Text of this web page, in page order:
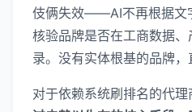
伎俩失效——AI不再根据文
核验品牌是否在工商数据
录。没有实体根基的品牌，
对于依赖系统刷排名的代理